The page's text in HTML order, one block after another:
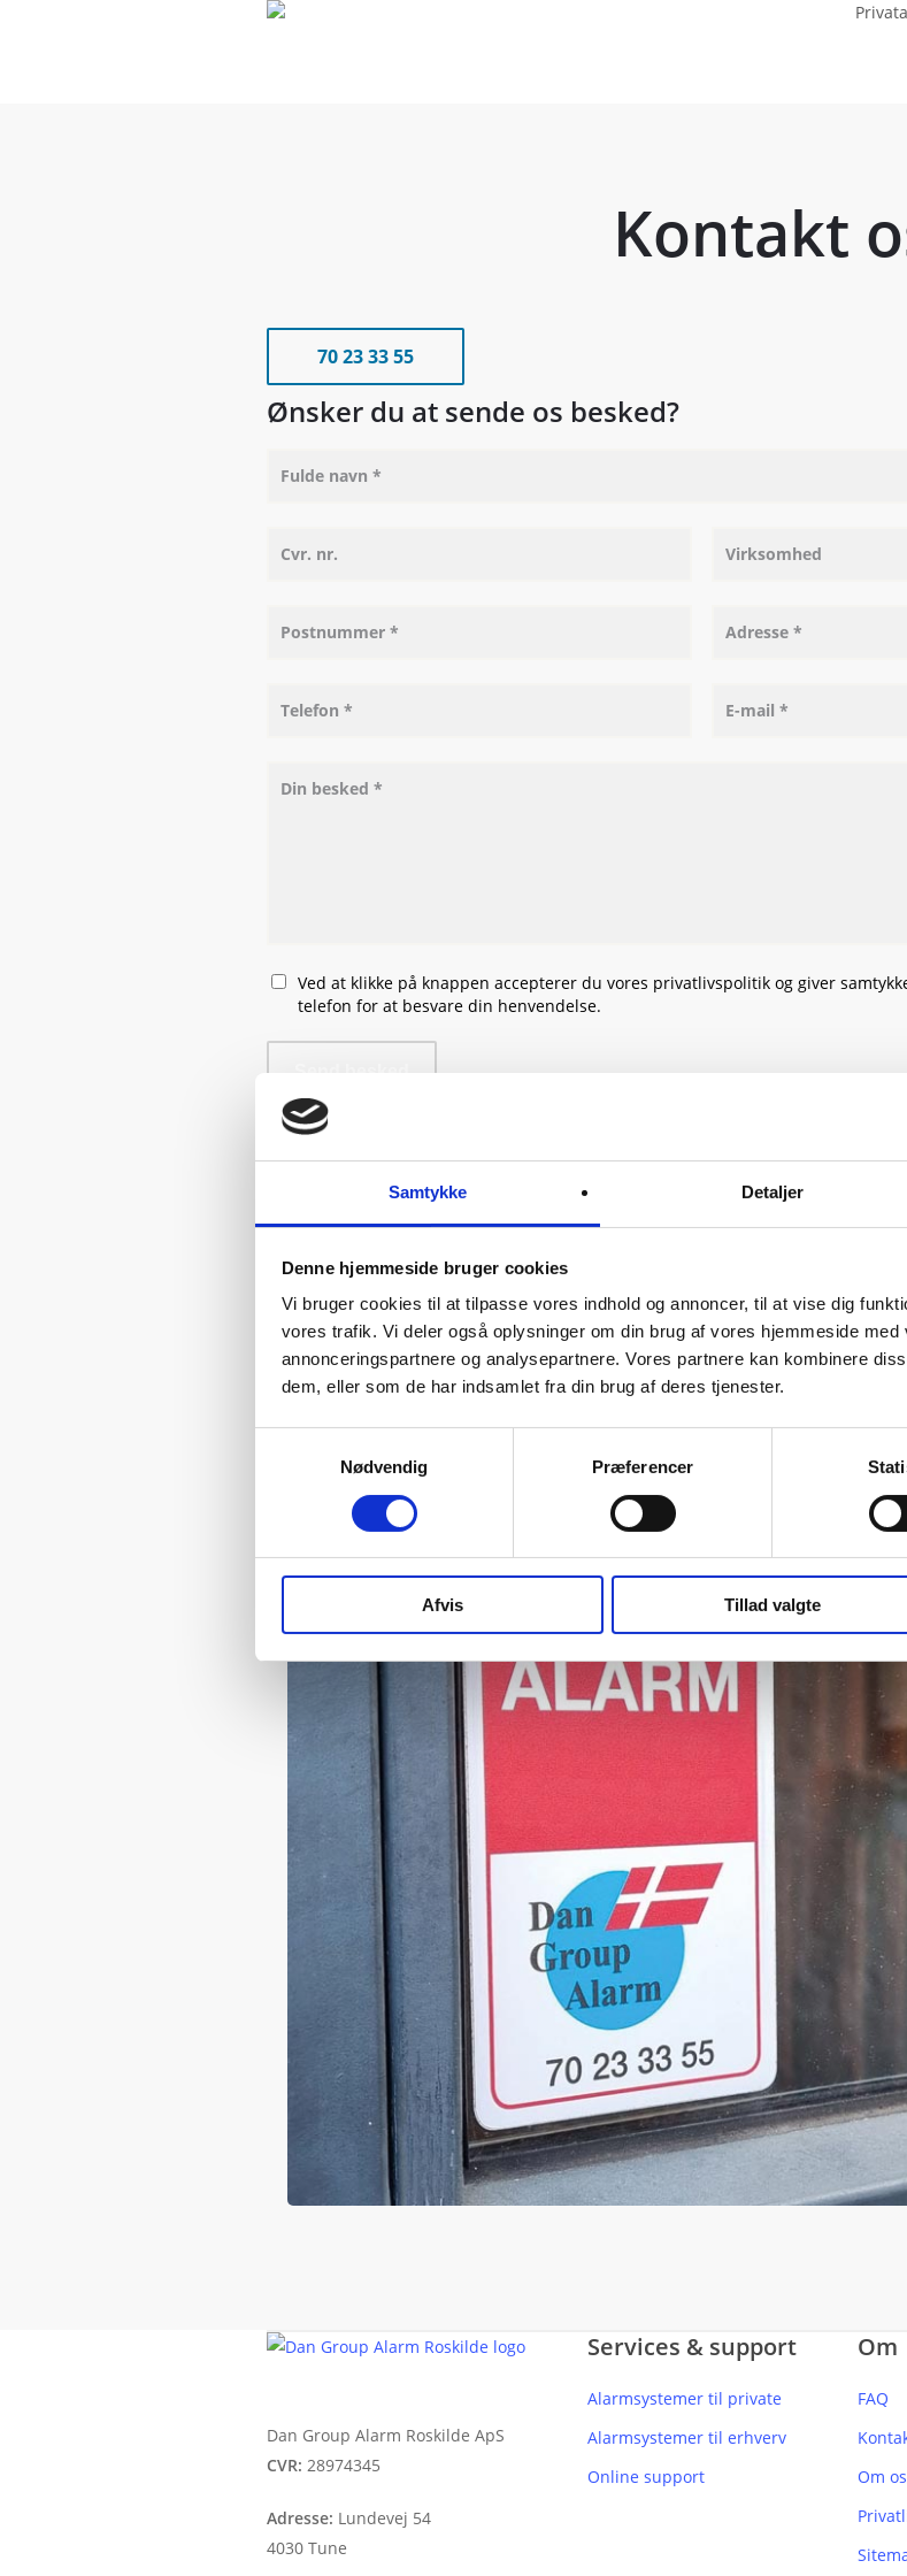
Samtykke Detaljer
Denne hjemmeside bruger cookies
Vi bruger cookies til at tilpasse vores indhold og annoncer, til at vise dig
vores trafik. Vi deler også oplysninger om din brug af vores hjemmeside
annonceringspartnere og analysepartnere. Vores partnere kan kombinere
dem, eller som de har indsamlet fra din brug af deres tjenester.
Nødvendig
Præferencer
Afvis Tillad valgte
Kontakt
70 23 33 55
Ønsker du at sende os besked?
Ved at klikke på knappen accepterer du vores privatlivspolitik og giver
telefon for at besvare din henvendelse.
Dan Group Alarm Roskilde ApS
CVR: 28974345
Adresse: Lundevej 54
4030 Tune
Services & support
Alarmsystemer til private
Alarmsystemer til erhverv
Online support
Om
FAQ
Om os